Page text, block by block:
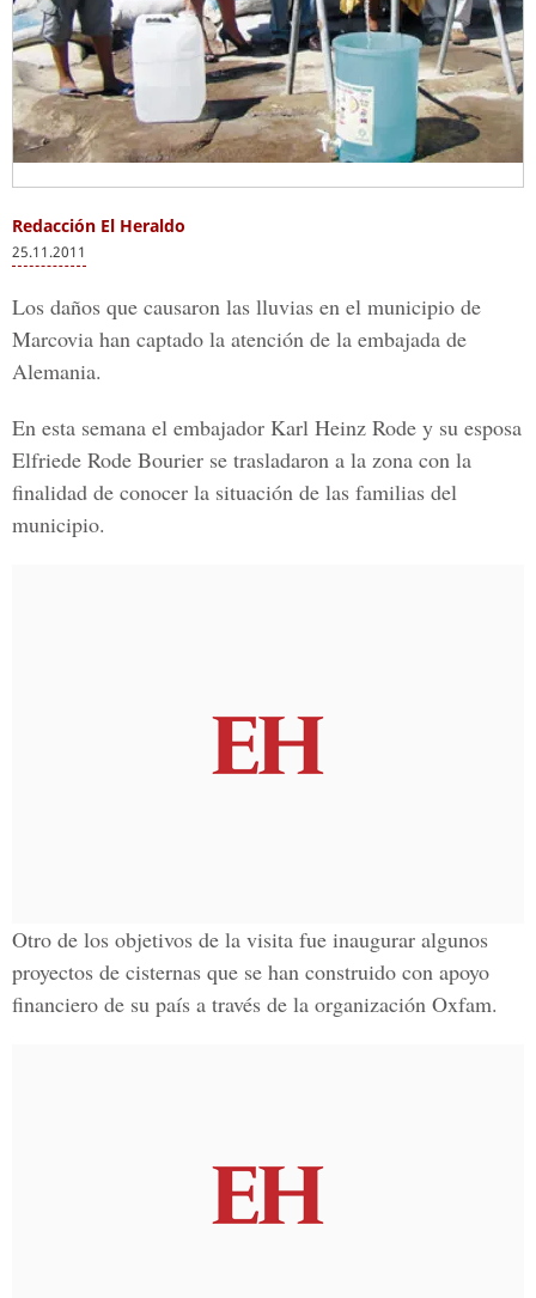
Redacción El Heraldo
25.11.2011
Los daños que causaron las lluvias en el municipio de
Marcovia han captado la atención de la embajada de
Alemania.
En esta semana el embajador Karl Heinz Rode y su esposa
Elfriede Rode Bourier se trasladaron a la zona con la
finalidad de conocer la situación de las familias del
municipio.
Otro de los objetivos de la visita fue inaugurar algunos
proyectos de cisternas que se han construido con apoyo
financiero de su país a través de la organización Oxfam.